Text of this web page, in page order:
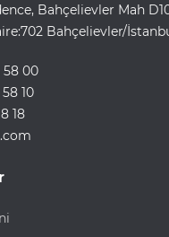
Bahçelievler Mah
Bahçelievler/
58 00
10
18